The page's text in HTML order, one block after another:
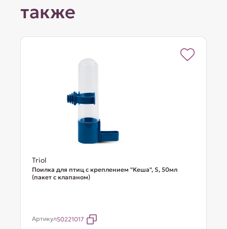
также
Triol
Поилка для птиц с креплением "Кеша", S, 50мл
(пакет с клапаном)
Артикул50221017